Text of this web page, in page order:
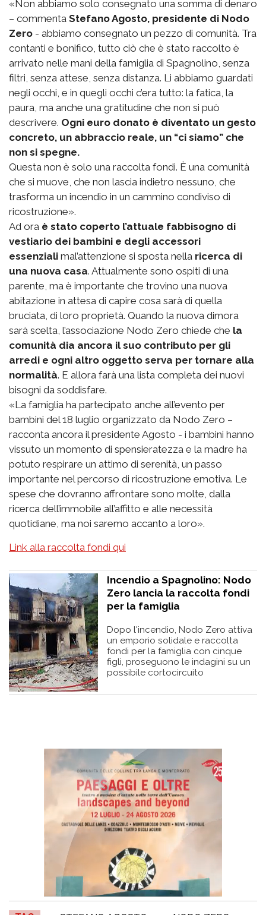
«Non abbiamo solo consegnato una somma di denaro
– commenta Stefano Agosto, presidente di Nodo
Zero - abbiamo consegnato un pezzo di comunità. Tra
contanti e bonifico, tutto ciò che è stato raccolto è
arrivato nelle mani della famiglia di Spagnolino, senza
filtri, senza attese, senza distanza. Li abbiamo guardati
negli occhi, e in quegli occhi c’era tutto: la fatica, la
paura, ma anche una gratitudine che non si può
descrivere. Ogni euro donato è diventato un gesto
concreto, un abbraccio reale, un “ci siamo” che
non si spegne.
Questa non è solo una raccolta fondi. È una comunità
che si muove, che non lascia indietro nessuno, che
trasforma un incendio in un cammino condiviso di
ricostruzione».
Ad ora è stato coperto l’attuale fabbisogno di
vestiario dei bambini e degli accessori
essenziali mal’attenzione si sposta nella ricerca di
una nuova casa. Attualmente sono ospiti di una
parente, ma è importante che trovino una nuova
abitazione in attesa di capire cosa sarà di quella
bruciata, di loro proprietà. Quando la nuova dimora
sarà scelta, l’associazione Nodo Zero chiede che la
comunità dia ancora il suo contributo per gli
arredi e ogni altro oggetto serva per tornare alla
normalità. E allora farà una lista completa dei nuovi
bisogni da soddisfare.
«La famiglia ha partecipato anche all’evento per
bambini del 18 luglio organizzato da Nodo Zero –
racconta ancora il presidente Agosto - i bambini hanno
vissuto un momento di spensieratezza e la madre ha
potuto respirare un attimo di serenità, un passo
importante nel percorso di ricostruzione emotiva. Le
spese che dovranno affrontare sono molte, dalla
ricerca dell’immobile all’affitto e alle necessità
quotidiane, ma noi saremo accanto a loro».
Link alla raccolta fondi qui
Incendio a Spagnolino: Nodo
Zero lancia la raccolta fondi
per la famiglia
Dopo l'incendio, Nodo Zero attiva
un emporio solidale e raccolta
fondi per la famiglia con cinque
figli, proseguono le indagini su un
possibile cortocircuito